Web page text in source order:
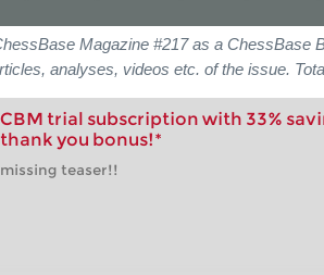
Magazine #217 as a ChessBase
analyses, videos etc. of the issue.
CBM trial subscription with 33%
thank you bonus!*
missing teaser!!